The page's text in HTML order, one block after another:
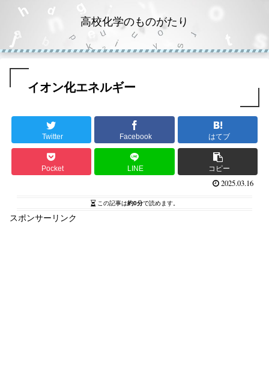
高校化学のものがたり
イオン化エネルギー
Twitter Facebook はてブ
Pocket LINE コピー
2025.03.16
この記事は約0分で読めます。
スポンサーリンク